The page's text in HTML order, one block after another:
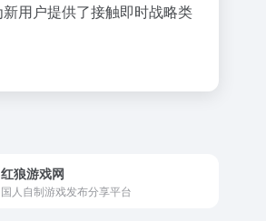
用户提供了接触即时战略类
红狼游戏网
国人自制游戏发布分享平台